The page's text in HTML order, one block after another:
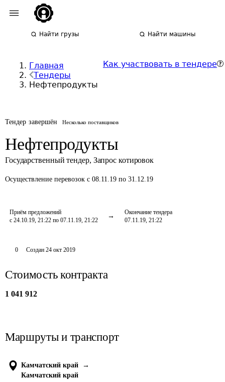
Найти грузы Найти машины
Главная
Тендеры
Нефтепродукты
Как участвовать в тендере
Тендер завершён Несколько поставщиков
Нефтепродукты
Государственный тендер, Запрос котировок
Осуществление перевозок с 08.11.19 по 31.12.19
Приём предложений
с 24.10.19, 21:22 по 07.11.19, 21:22
Окончание тендера
07.11.19, 21:22
0 Создан 24 окт 2019
Стоимость контракта
1 041 912
Маршруты и транспорт
Камчатский край
→
Камчатский край